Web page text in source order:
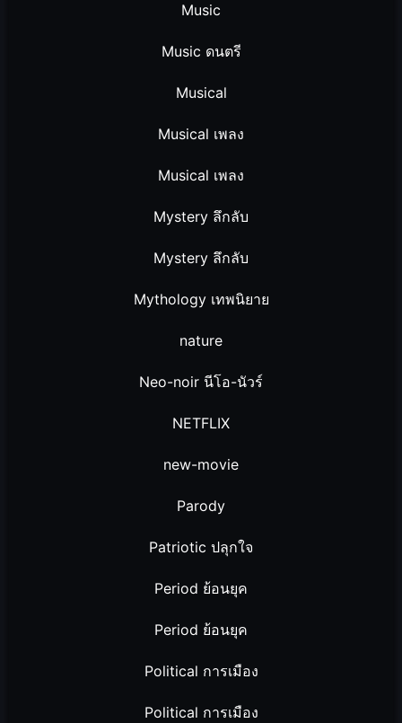
Music
Music ดนตรี
Musical
Musical เพลง
Musical เพลง
Mystery ลึกลับ
Mystery ลึกลับ
Mythology เทพนิยาย
nature
Neo-noir นีโอ-นัวร์
NETFLIX
new-movie
Parody
Patriotic ปลุกใจ
Period ย้อนยุค
Period ย้อนยุค
Political การเมือง
Political การเมือง